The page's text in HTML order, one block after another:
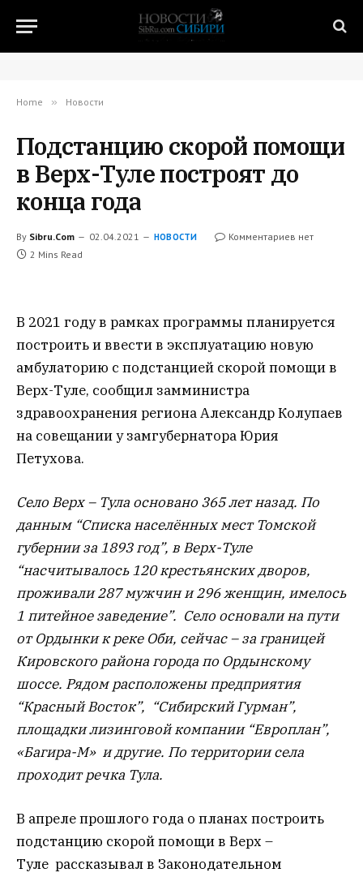
Home » Новости
Подстанцию скорой помощи
в Верх-Туле построят до
конца года
By Sibru.Com 02.04.2021 НОВОСТИ
Комментариев нет
2 Mins Read
В 2021 году в рамках программы планируется
построить и ввести в эксплуатацию новую
амбулаторию с подстанцией скорой помощи в
Верх-Туле, сообщил замминистра
здравоохранения региона Александр Колупаев
на совещании у замгубернатора Юрия
Петухова.
Село Верх – Тула основано 365 лет назад. По
данным “Списка населённых мест Томской
губернии за 1893 год”, в Верх-Туле
“насчитывалось 120 крестьянских дворов,
проживали 287 мужчин и 296 женщин, имелось
1 питейное заведение”. Село основали на пути
от Ордынки к реке Оби, сейчас – за границей
Кировского района города по Ордынскому
шоссе. Рядом расположены предприятия
“Красный Восток”, “Сибирский Гурман”,
площадки лизинговой компании “Европлан”,
«Багира-М» и другие. По территории села
проходит речка Тула.
В апреле прошлого года о планах построить
подстанцию скорой помощи в Верх –
Туле рассказывалв Законодательном